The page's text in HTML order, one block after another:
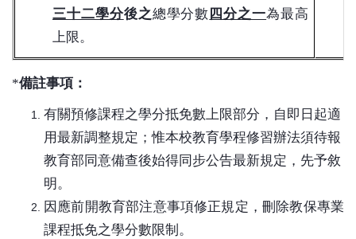
三十二學分後之總學分數 四分之一為最高
上限。
*備註事項：
有關預修課程之學分抵免數上限部分，自即日起適
用最新調整規定；惟本校教育學程修習辦法須待報
教育部同意備查後始得同步公告最新規定，先予敘
明。
因應前開教育部注意事項修正規定，刪除教保專業
課程抵免之學分數限制。